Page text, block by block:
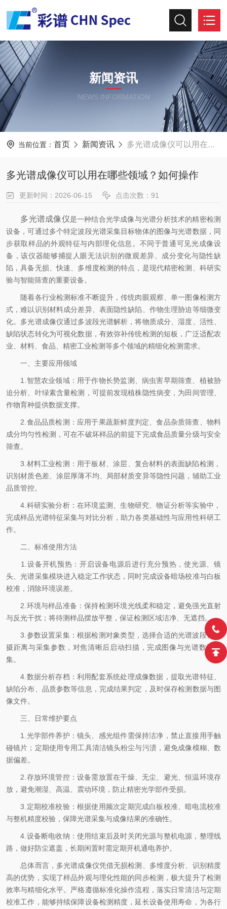
新闻资讯
NEWS INFORMATION
当前位置： 首页 新闻资讯 多光谱成像仪可以用在哪些领域？如何操作
多光谱成像仪可以用在哪些领域？如何操作
更新时间：2026-06-15 点击次数：91
多光谱成像仪是一种结合光学成像与光谱分析技术的精密检测
设备，可通过多个特定波段光谱采集目标物体的图像与光谱数据，同
步获取样品的外观特征与内部理化信息。不同于普通可见光成像设
备，该仪器能够捕捉人眼无法识别的微观差异、成分变化与隐性缺
陷，具备无损、快速、多维度检测的特点，是现代精密检测、科研实
验与智能筛查的重要设备。
随着各行业检测标准不断提升，传统肉眼观察、单一图像检测方
式，难以识别材料成分差异、表面隐性缺陷、作物生理胁迫等细微变
化。多光谱成像仪通过多波段光谱解析，将物质成分、湿度、活性、
缺陷状态转化为可视化数据，有效弥补传统检测的短板，广泛适配农
业、材料、食品、精密工业检测等多个领域的精细化检测需求。
一、主要应用领域
1.智慧农业领域：用于作物长势监测、病虫害早期筛查、植被胁
迫分析、叶绿素含量检测，可提前发现植株隐性病变，为田间管理、
作物育种提供数据支撑。
2.食品品质检测：应用于果蔬新鲜度判定、食品杂质筛查、物料
成分均匀性检测，可在不破坏样品的前提下完成食品质量分级与安全
筛查。
3.材料工业检测：用于板材、涂层、复合材料的表面缺陷检测，
识别材质色差、涂层厚薄不均、局部材质变异等隐性问题，辅助工业
品质管控。
4.科研实验分析：在环境监测、生物研究、物证分析等实验中，
完成样品光谱特征采集与对比分析，助力各类基础性与应用性科研工
作。
二、标准使用方法
1.设备开机预热：开启设备电源后进行充分预热，使光源、镜
头、光谱采集模块进入稳定工作状态，同时完成设备暗场校准与白板
校准，消除环境误差。
2.环境与样品准备：保持检测环境光线柔和稳定，避免强光直射
与反光干扰；将待测样品摆放平整，保证检测区域洁净、无遮挡。
3.参数设置采集：根据检测对象类型，选择合适的光谱波段、拍
摄距离与采集参数，对焦清晰后启动扫描，完成图像与光谱数据采
集。
4.数据分析存档：利用配套系统处理成像数据，提取光谱特征、
缺陷分布、品质参数等信息，完成结果判定，及时保存检测数据与图
像文件。
三、日常维护要点
1.光学部件养护：镜头、感光组件需保持洁净，禁止直接用手触
碰镜片；定期使用专用工具清洁镜头粉尘与污渍，避免成像模糊、数
据偏差。
2.存放环境管控：设备需放置在干燥、无尘、避光、恒温环境存
放，避免潮湿、高温、震动环境，防止精密光学部件受损。
3.定期校准校验：根据使用频次定期完成白板校准、暗电流校准
与整机精度校验，保障光谱采集与成像结果的准确性。
4.设备断电收纳：使用结束后及时关闭光源与整机电源，整理线
路，做好防尘遮盖，长期闲置时需定期开机通电养护。
总体而言，多光谱成像仪凭借无损检测、多维度分析、识别精度
高的优势，实现了样品外观与理化性能的同步检测，极大提升了检测
效率与精细化水平。严格遵循标准化操作流程，落实日常清洁与定期
校准工作，能够持续保障设备检测精度，延长设备使用寿命，为各行